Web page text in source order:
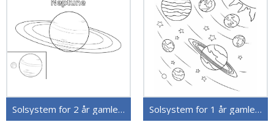
Solsystem for 2 år gamle Barn Solsystem for 1 år gamle Barn